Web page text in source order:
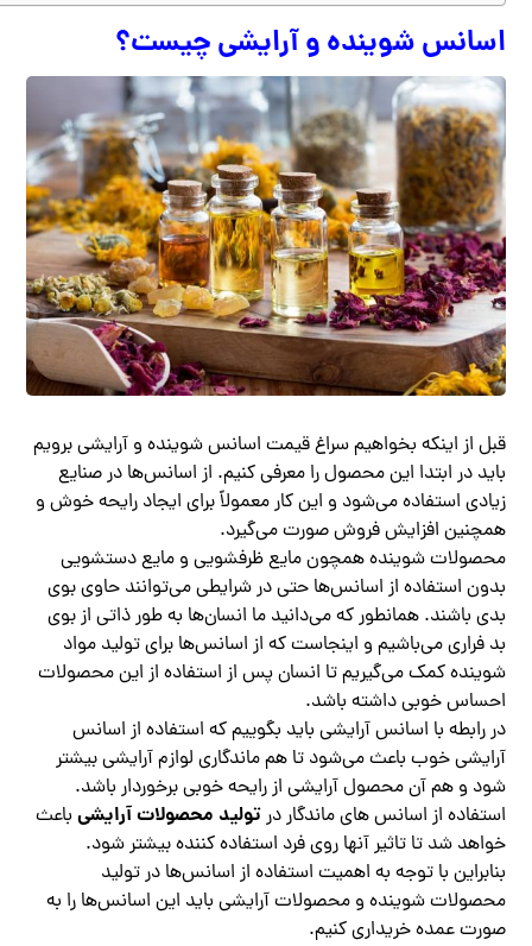
اسانس شوینده و آرایشی چیست؟
قبل از اینکه بخواهیم سراغ قیمت اسانس شوینده و آرایشی برویم
باید در ابتدا این محصول را معرفی کنیم. از اسانس‌ها در صنایع
زیادی استفاده می‌شود و این کار معمولاً برای ایجاد رایحه خوش و
همچنین افزایش فروش صورت می‌گیرد.
محصولات شوینده همچون مایع ظرفشویی و مایع دستشویی
بدون استفاده از اسانس‌ها حتی در شرایطی می‌توانند حاوی بوی
بدی باشند. همانطور که می‌دانید ما انسان‌ها به طور ذاتی از بوی
بد فراری می‌باشیم و اینجاست که از اسانس‌ها برای تولید مواد
شوینده کمک می‌گیریم تا انسان پس از استفاده از این محصولات
احساس خوبی داشته باشد.
در رابطه با اسانس آرایشی باید بگوییم که استفاده از اسانس
آرایشی خوب باعث می‌شود تا هم ماندگاری لوازم آرایشی بیشتر
شود و هم آن محصول آرایشی از رایحه خوبی برخوردار باشد.
استفاده از اسانس‌ های ماندگار درتولید محصولات آرایشی باعث
خواهد شد تا تاثیر آنها روی فرد استفاده کننده بیشتر شود.
بنابراین با توجه به اهمیت استفاده از اسانس‌ها در تولید
محصولات شوینده و محصولات آرایشی باید این اسانس‌ها را به
صورت عمده خریداری کنیم.